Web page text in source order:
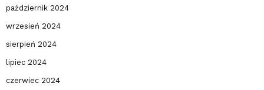
październik 2024
wrzesień 2024
sierpień 2024
lipiec 2024
czerwiec 2024